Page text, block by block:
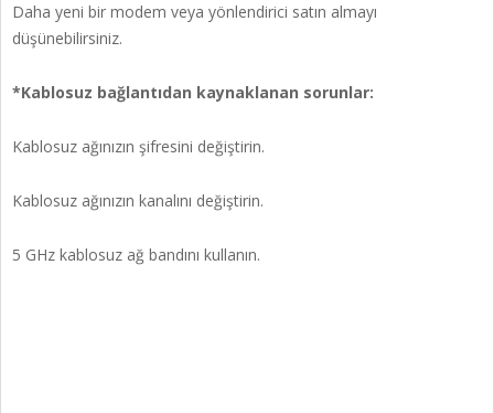
Daha yeni bir modem veya yönlendirici satın almayı
düşünebilirsiniz.
*Kablosuz bağlantıdan kaynaklanan sorunlar:
Kablosuz ağınızın şifresini değiştirin.
Kablosuz ağınızın kanalını değiştirin.
5 GHz kablosuz ağ bandını kullanın.